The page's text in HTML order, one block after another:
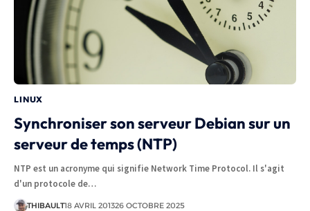
LINUX
Synchroniser son serveur Debian sur un
serveur de temps (NTP)
NTP est un acronyme qui signifie Network Time Protocol. Il s'agit
d'un protocole de…
THIBAULT18 AVRIL 201326 OCTOBRE 2025